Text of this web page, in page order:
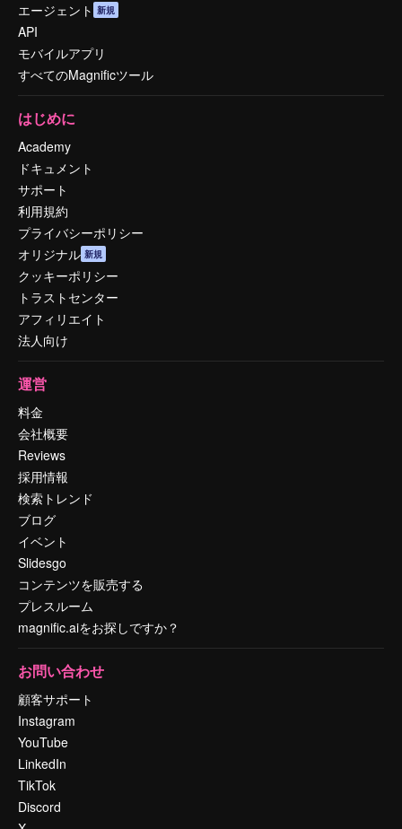
エージェント 新規
API
モバイルアプリ
すべてのMagnificツール
はじめに
Academy
ドキュメント
サポート
利用規約
プライバシーポリシー
オリジナル 新規
クッキーポリシー
トラストセンター
アフィリエイト
法人向け
運営
料金
会社概要
Reviews
採用情報
検索トレンド
ブログ
イベント
Slidesgo
コンテンツを販売する
プレスルーム
magnific.aiをお探しですか？
お問い合わせ
顧客サポート
Instagram
YouTube
LinkedIn
TikTok
Discord